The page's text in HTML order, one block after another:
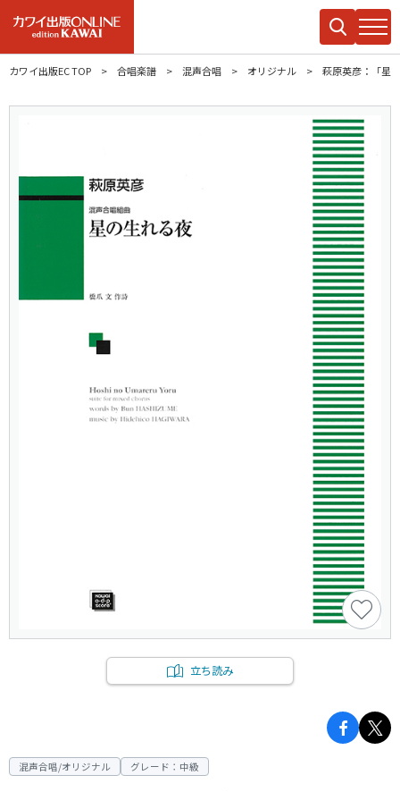
カワイ出版EC TOP 合唱楽譜 混声合唱 オリジナル 萩原英彦：「星
立ち読み
混声合唱/オリジナル グレード：中級